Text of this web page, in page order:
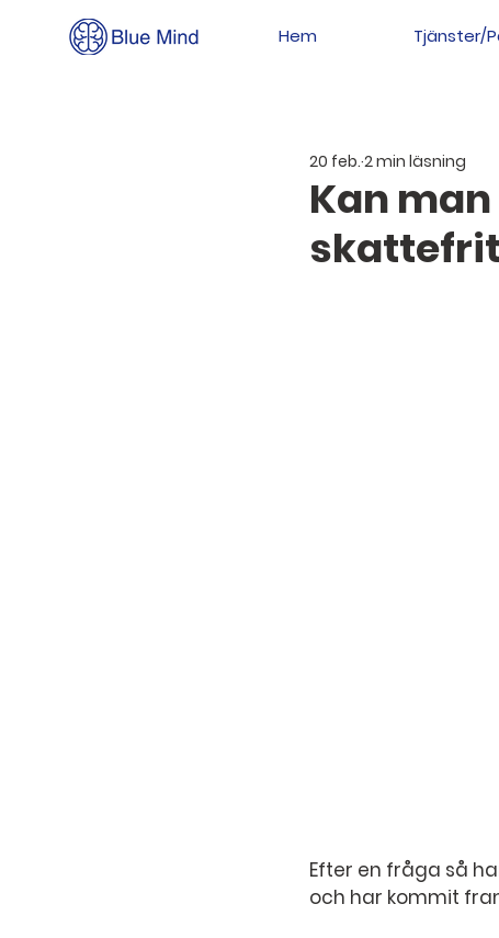
Hem Tjänster/
Kan
20 feb. 2 min läsning
Efter en fråga så
och har kommit